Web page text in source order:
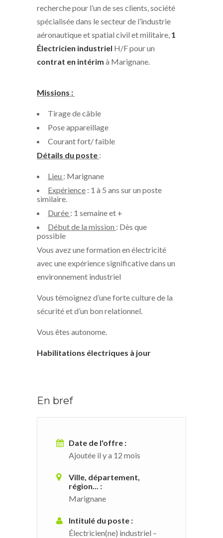
recherche pour l’un de ses clients, société
spécialisée dans le secteur de l’industrie
aéronautique et spatial civil et militaire, 1
Électricien industriel H/F pour un
contrat en intérim à Marignane.
Missions :
Tirage de câble
Pose appareillage
Courant fort/ faible
Détails du poste :
Lieu : Marignane
Expérience : 1 à 5 ans sur un poste
similaire.
Durée : 1 semaine et +
Début de la mission : Dès que
possible
Vous avez une formation en électricité
avec une expérience significative dans un
environnement industriel
Vous témoignez d’une forte culture de la
sécurité et d’un bon relationnel.
Vous êtes autonome.
Habilitations électriques à jour
En bref
Date de l'offre :
Ajoutée il y a 12 mois
Ville, département,
région... :
Marignane
Intitulé du poste :
Électricien(ne) industriel –